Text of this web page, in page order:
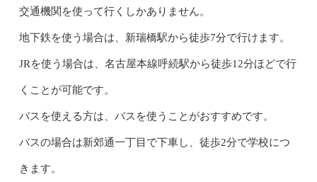
交通機関を使って行くしかありません。
地下鉄を使う場合は、新瑞橋駅から徒歩7分で行けます。
JRを使う場合は、名古屋本線呼続駅から徒歩12分ほどで行
くことが可能です。
バスを使える方は、バスを使うことがおすすめです。
バスの場合は新郊通一丁目で下車し、徒歩2分で学校につ
きます。